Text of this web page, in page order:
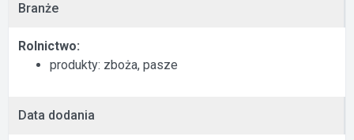
Branże
Rolnictwo:
produkty: zboża, pasze
Data dodania